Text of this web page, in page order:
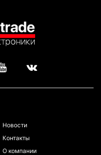
Новости
Контакты
О компании